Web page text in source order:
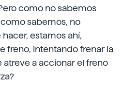
como no sabemos
sabemos, no
estamos ahí,
freno, intentando frenar la
atreve a accionar el freno